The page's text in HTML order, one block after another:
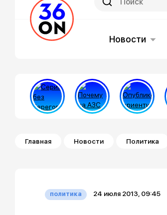
Новости
Строка навигации
Главная Новости Политика
политика 24 июля 2013, 09:45